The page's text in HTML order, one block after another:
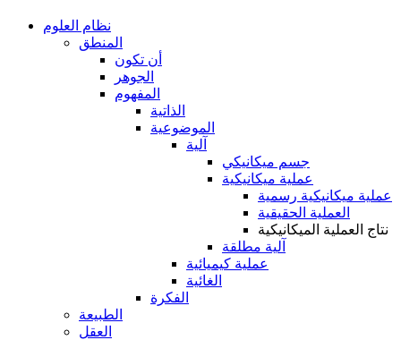
نظام العلوم
المنطق
أن تكون
الجوهر
المفهوم
الذاتية
الموضوعية
آلية
جسم ميكانيكي
عملية ميكانيكية
عملية ميكانيكية رسمية
العملية الحقيقية
نتاج العملية الميكانيكية
آلية مطلقة
عملية كيميائية
الغائية
الفكرة
الطبيعة
العقل